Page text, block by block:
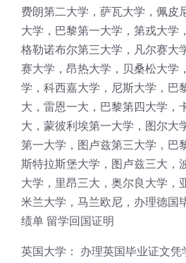
费朗第二大学，萨瓦大学，佩皮
大学，巴黎第一大学，第戎大学
格勒诺布尔第三大学，凡尔赛大
赛大学，昂热大学，贝桑松大学
学，科西嘉大学，尼斯大学，巴
大，雷恩一大，巴黎第四大学，
大，蒙彼利埃第一大学，图尔大
第一大学，图卢兹第三大学，巴
斯特拉斯堡大学，图卢兹三大，
大学，里昂三大，奥尔良大学，
米兰大学，马兰欧尼，办理德国
绩单 留学回国证明
英国大学： 办理英国毕业证文凭